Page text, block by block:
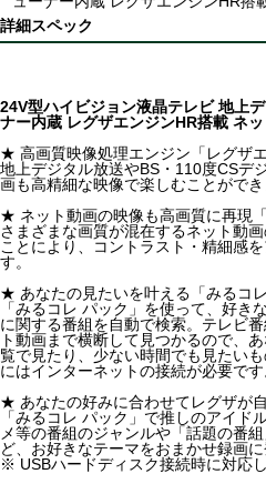
詳細スペック
24V型ハイビジョン液晶テレビ 地上
ナー内蔵 レグザエンジンHR搭載 ネ
★ 高画質映像処理エンジン「レグザ
地上デジタル放送やBS・110度CSデ
画も高精細な映像で楽しむことができ
★ ネット動画の映像も高画質に再現
さまざまな画質が混在するネット動
ことにより、コントラスト・精細感
す。
★ あなたの見たいを叶える「みるコレ
「みるコレ パック」を使って、好き
に関する番組を自動で検索。テレビ
ト動画まで横断して見つかるので、
覧で見たり、少ない時間でも見たい
にはインターネットの接続が必要です
★ あなたの好みに合わせてレグザが
「みるコレ パック」で推しのアイド
メ等の番組のジャンルや「話題の番
ど、お好きなテーマをおまかせ録画
※ USBハードディスク接続時に対応し